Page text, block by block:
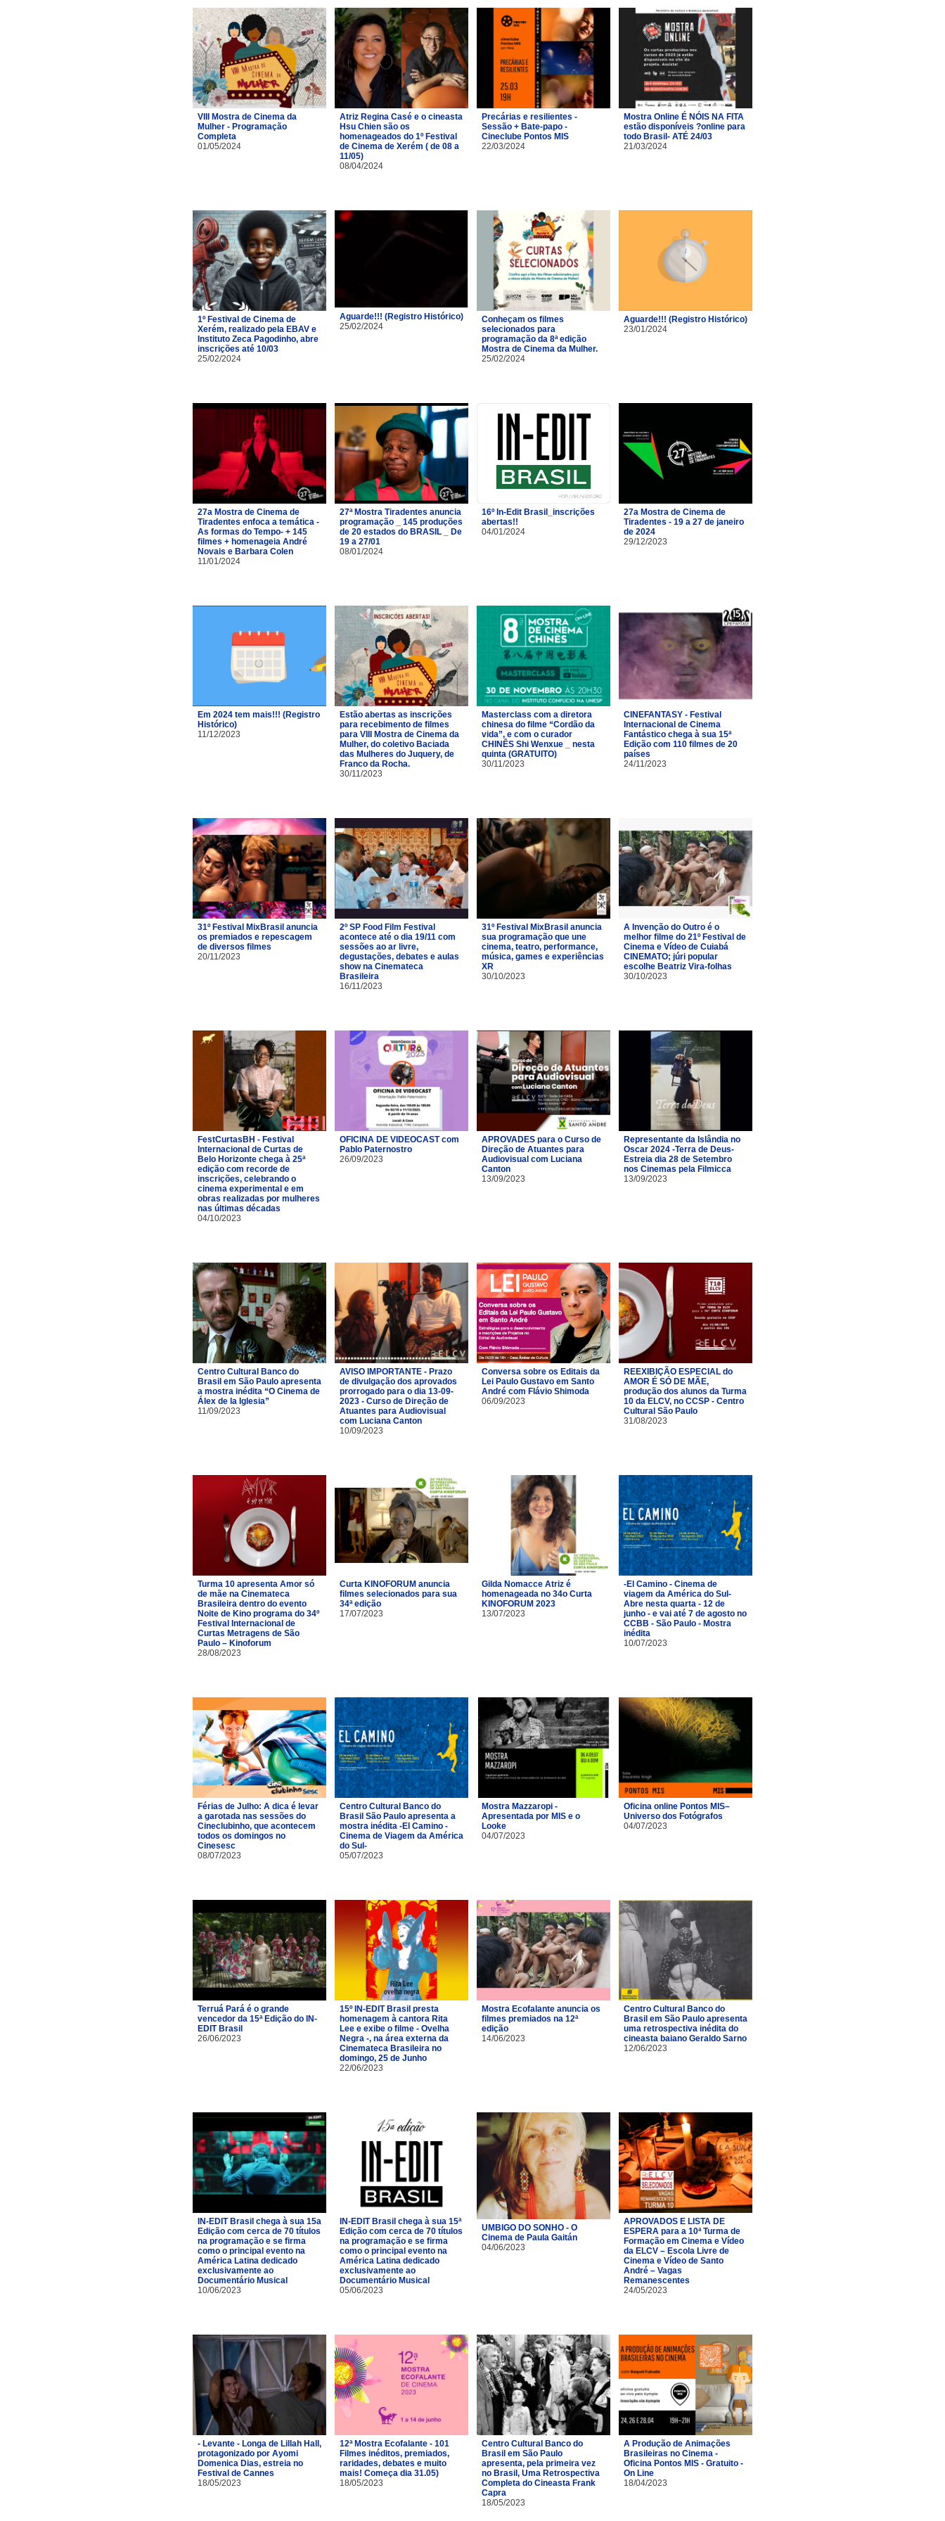
VIII Mostra de Cinema da
Mulher - Programação
Completa
01/05/2024
Atriz Regina Casé e o cineasta
Hsu Chien são os
homenageados do 1º Festival
de Cinema de Xerém ( de 08 a
11/05)
08/04/2024
Precárias e resilientes -
Sessão + Bate-papo -
Cineclube Pontos MIS
22/03/2024
Mostra Online É NÓIS NA FITA
estão disponíveis ?online para
todo Brasil- ATÉ 24/03
21/03/2024
1º Festival de Cinema de
Xerém, realizado pela EBAV e
Instituto Zeca Pagodinho, abre
inscrições até 10/03
25/02/2024
Aguarde!!! (Registro Histórico)
25/02/2024
Conheçam os filmes
selecionados para
programação da 8ª edição
Mostra de Cinema da Mulher.
25/02/2024
Aguarde!!! (Registro Histórico)
23/01/2024
27a Mostra de Cinema de
Tiradentes enfoca a temática -
As formas do Tempo- + 145
filmes + homenageia André
Novais e Barbara Colen
11/01/2024
27ª Mostra Tiradentes anuncia
programação _ 145 produções
de 20 estados do BRASIL _ De
19 a 27/01
08/01/2024
16º In-Edit Brasil_inscrições
abertas!!
04/01/2024
27a Mostra de Cinema de
Tiradentes - 19 a 27 de janeiro
de 2024
29/12/2023
Em 2024 tem mais!!! (Registro
Histórico)
11/12/2023
Estão abertas as inscrições
para recebimento de filmes
para VIII Mostra de Cinema da
Mulher, do coletivo Baciada
das Mulheres do Juquery, de
Franco da Rocha.
30/11/2023
Masterclass com a diretora
chinesa do filme “Cordão da
vida”, e com o curador
CHINÊS Shi Wenxue _ nesta
quinta (GRATUITO)
30/11/2023
CINEFANTASY - Festival
Internacional de Cinema
Fantástico chega à sua 15ª
Edição com 110 filmes de 20
países
24/11/2023
31º Festival MixBrasil anuncia
os premiados e repescagem
de diversos filmes
20/11/2023
2º SP Food Film Festival
acontece até o dia 19/11 com
sessões ao ar livre,
degustações, debates e aulas
show na Cinemateca
Brasileira
16/11/2023
31º Festival MixBrasil anuncia
sua programação que une
cinema, teatro, performance,
música, games e experiências
XR
30/10/2023
A Invenção do Outro é o
melhor filme do 21º Festival de
Cinema e Vídeo de Cuiabá
CINEMATO; júri popular
escolhe Beatriz Vira-folhas
30/10/2023
FestCurtasBH - Festival
Internacional de Curtas de
Belo Horizonte chega à 25ª
edição com recorde de
inscrições, celebrando o
cinema experimental e em
obras realizadas por mulheres
nas últimas décadas
04/10/2023
OFICINA DE VIDEOCAST com
Pablo Paternostro
26/09/2023
APROVADES para o Curso de
Direção de Atuantes para
Audiovisual com Luciana
Canton
13/09/2023
Representante da Islândia no
Oscar 2024 -Terra de Deus-
Estreia dia 28 de Setembro
nos Cinemas pela Filmicca
13/09/2023
Centro Cultural Banco do
Brasil em São Paulo apresenta
a mostra inédita “O Cinema de
Álex de la Iglesia”
11/09/2023
AVISO IMPORTANTE - Prazo
de divulgação dos aprovados
prorrogado para o dia 13-09-
2023 - Curso de Direção de
Atuantes para Audiovisual
com Luciana Canton
10/09/2023
Conversa sobre os Editais da
Lei Paulo Gustavo em Santo
André com Flávio Shimoda
06/09/2023
REEXIBIÇÃO ESPECIAL do
AMOR É SÓ DE MÃE,
produção dos alunos da Turma
10 da ELCV, no CCSP - Centro
Cultural São Paulo
31/08/2023
Turma 10 apresenta Amor só
de mãe na Cinemateca
Brasileira dentro do evento
Noite de Kino programa do 34º
Festival Internacional de
Curtas Metragens de São
Paulo – Kinoforum
28/08/2023
Curta KINOFORUM anuncia
filmes selecionados para sua
34ª edição
17/07/2023
Gilda Nomacce Atriz é
homenageada no 34o Curta
KINOFORUM 2023
13/07/2023
-El Camino - Cinema de
viagem da América do Sul-
Abre nesta quarta - 12 de
junho - e vai até 7 de agosto no
CCBB - São Paulo - Mostra
inédita
10/07/2023
Férias de Julho: A dica é levar
a garotada nas sessões do
Cineclubinho, que acontecem
todos os domingos no
Cinesesc
08/07/2023
Centro Cultural Banco do
Brasil São Paulo apresenta a
mostra inédita -El Camino -
Cinema de Viagem da América
do Sul-
05/07/2023
Mostra Mazzaropi -
Apresentada por MIS e o
Looke
04/07/2023
Oficina online Pontos MIS–
Universo dos Fotógrafos
04/07/2023
Terruá Pará é o grande
vencedor da 15ª Edição do IN-
EDIT Brasil
26/06/2023
15º IN-EDIT Brasil presta
homenagem à cantora Rita
Lee e exibe o filme - Ovelha
Negra -, na área externa da
Cinemateca Brasileira no
domingo, 25 de Junho
22/06/2023
Mostra Ecofalante anuncia os
filmes premiados na 12ª
edição
14/06/2023
Centro Cultural Banco do
Brasil em São Paulo apresenta
uma retrospectiva inédita do
cineasta baiano Geraldo Sarno
12/06/2023
IN-EDIT Brasil chega à sua 15a
Edição com cerca de 70 títulos
na programação e se firma
como o principal evento na
América Latina dedicado
exclusivamente ao
Documentário Musical
10/06/2023
IN-EDIT Brasil chega à sua 15ª
Edição com cerca de 70 títulos
na programação e se firma
como o principal evento na
América Latina dedicado
exclusivamente ao
Documentário Musical
05/06/2023
UMBIGO DO SONHO - O
Cinema de Paula Gaitán
04/06/2023
APROVADOS E LISTA DE
ESPERA para a 10ª Turma de
Formação em Cinema e Vídeo
da ELCV – Escola Livre de
Cinema e Vídeo de Santo
André – Vagas
Remanescentes
24/05/2023
- Levante - Longa de Lillah Hall,
protagonizado por Ayomi
Domenica Dias, estreia no
Festival de Cannes
18/05/2023
12ª Mostra Ecofalante - 101
Filmes inéditos, premiados,
raridades, debates e muito
mais! Começa dia 31.05)
18/05/2023
Centro Cultural Banco do
Brasil em São Paulo
apresenta, pela primeira vez
no Brasil, Uma Retrospectiva
Completa do Cineasta Frank
Capra
18/05/2023
A Produção de Animações
Brasileiras no Cinema -
Oficina Pontos MIS - Gratuito -
On Line
18/04/2023